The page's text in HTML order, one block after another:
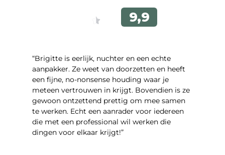
“Brigitte is eerlijk, nuchter en een echte
aanpakker. Ze weet van doorzetten en heeft
een fijne, no-nonsense houding waar je
meteen vertrouwen in krijgt. Bovendien is ze
gewoon ontzettend prettig om mee samen
te werken. Echt een aanrader voor iedereen
die met een professional wil werken die
dingen voor elkaar krijgt!”